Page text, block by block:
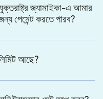
জ্যামাইকা-এ আমার
পেমেন্ট করতে পারব?
আছে?